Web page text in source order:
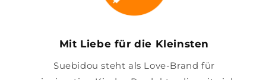
Mit Liebe für die Kleinsten
Suebidou steht als Love-Brand für